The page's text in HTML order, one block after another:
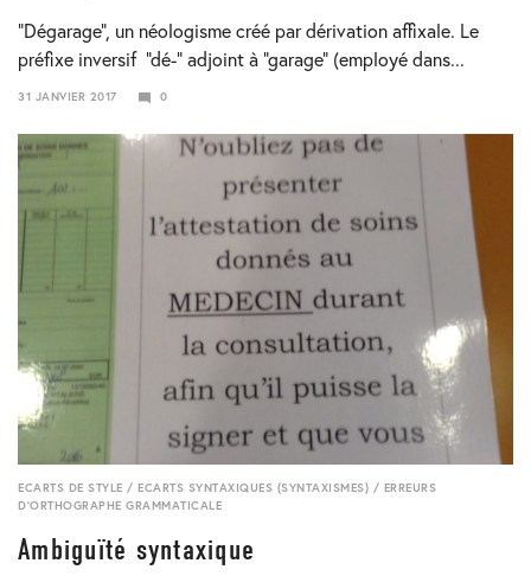
“Dégarage”, un néologisme créé par dérivation affixale. Le
préfixe inversif “dé-” adjoint à “garage” (employé dans...
31 JANVIER 2017
JANVIER
2018
0
ECARTS DE STYLE / ECARTS SYNTAXIQUES (SYNTAXISMES) / ERREURS
D'ORTHOGRAPHE GRAMMATICALE
Ambiguïté syntaxique